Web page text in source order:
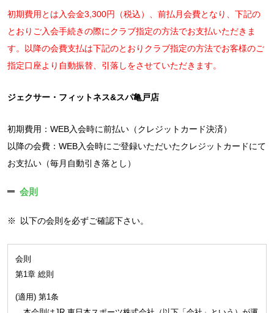
初期費用とは入会金3,300円（税込）、前払月会費となり、下記の
とおりご入会手続きの際にクラブ指定の方法でお支払いただきま
す。以降の会費支払は下記のとおりクラブ指定の方法でお客様のご
指定口座より自動振替、引落しをさせていただきます。
ジェクサー・フィットネス&スパ亀戸店
初期費用：WEB入会時に前払い（クレジットカード決済）
以降の会費：WEB入会時にご登録いただいたクレジットカードにて
お支払い（毎月自動引き落とし）
会則
※ 以下の会則を必ずご確認下さい。
会則
第1章 総則
(適用) 第1条